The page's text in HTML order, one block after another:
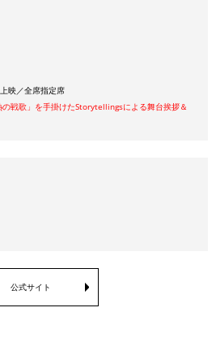
映／全席指定席
戦歌」を手掛けたStorytellingsによる舞台挨拶＆
公式サイト